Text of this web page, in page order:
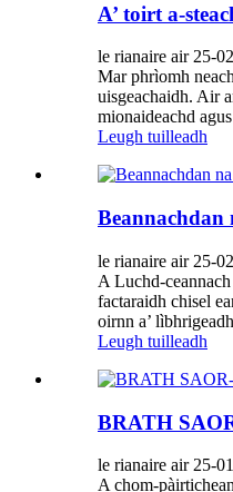
A’ toirt a-
le rianaire air 25-
Mar phrìomh
uisgeachaidh. Air
mionaideachd
Leugh tuilleadh
Beannachdan
le rianaire air 25-
A Luchd-
factaraidh chisel
oirnn a’
Leugh tuilleadh
BRATH
le rianaire air 25-
A chom-